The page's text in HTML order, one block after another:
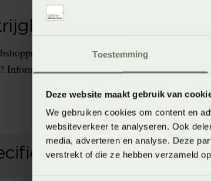
Toestemming
Deze website maakt gebruik van
We gebruiken cookies om content en
websiteverkeer te analyseren. Ook
media, adverteren en analyse. Deze
verstrekt of die ze hebben verzameld
in de winkels
zijn niet altijd verkrijgbaar in
Informeer dan eerst naar de beschikbaarheid.